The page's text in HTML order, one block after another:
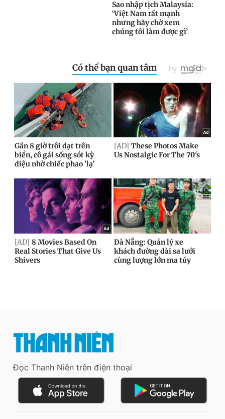
Đọc Thanh Niên trên điện thoại